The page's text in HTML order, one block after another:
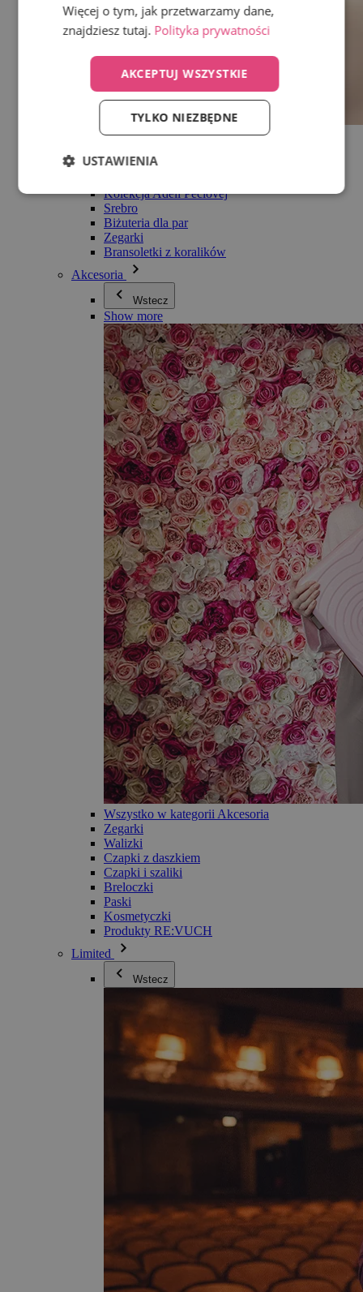
Wszystko w kategorii Biżuteria
Bransoletki
Kolekcja Adéli Pečlovej
Srebro
Biżuteria dla par
Zegarki
Bransoletki z koralików
Akcesoria
Wstecz
Show more
Wszystko w kategorii Akcesoria
Zegarki
Walizki
Czapki z daszkiem
Czapki i szaliki
Breloczki
Paski
Kosmetyczki
Produkty RE:VUCH
Limited
Wstecz
Więcej o tym, jak przetwarzamy dane,
znajdziesz tutaj. Polityka prywatności
AKCEPTUJ WSZYSTKIE
TYLKO NIEZBĘDNE
USTAWIENIA